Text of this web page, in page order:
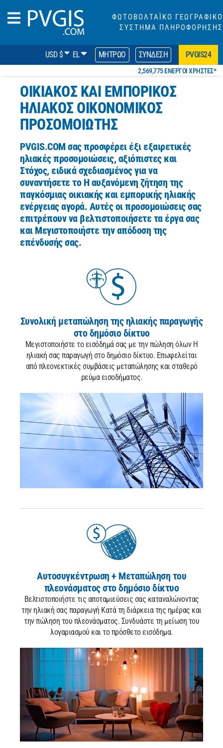
ΦΩΤΟΒΟΛΤΑΪΚΟ ΓΕΩΓΡΑΦΙΚΟ
ΣΥΣΤΗΜΑ ΠΛΗΡΟΦΟΡΗΣΗΣ
USD $ EL ΜΗΤΡΏΟ ΣΎΝΔΕΣΗ PVGIS24
2,569,775 ΕΝΕΡΓΟΊ ΧΡΉΣΤΕΣ*
ΟΙΚΙΑΚΌΣ ΚΑΙ ΕΜΠΟΡΙΚΌΣ
ΗΛΙΑΚΌΣ ΟΙΚΟΝΟΜΙΚΌΣ
ΠΡΟΣΟΜΟΙΩΤΉΣ
PVGIS.COMσας προσφέρει έξι εξαιρετικές
ηλιακές προσομοιώσεις, αξιόπιστες και
Στόχος, ειδικά σχεδιασμένοςγια να
συναντήσετε το Η αυξανόμενη ζήτηση της
παγκόσμιας οικιακής και εμπορικής ηλιακής
ενέργειας αγορά. Αυτές οι προσομοιώσεις σας
επιτρέπουν να βελτιστοποιήσετε τα έργα σας
και Μεγιστοποιήστε την απόδοση της
επένδυσής σας.
Συνολική μεταπώληση της ηλιακής παραγωγής
στο δημόσιο δίκτυο
Μεγιστοποιήστε το εισόδημά σας με την πώληση όλωνΗ
ηλιακή σας παραγωγή στο δημόσιο δίκτυο. Επωφελείται
απόπλεονεκτικές συμβάσεις μεταπώλησης και σταθερό
ρεύμα εισοδήματος.
Αυτοσυγκέντρωση + Μεταπώληση του
πλεονάσματος στο δημόσιο δίκτυο
Βελτιστοποιήστε τις αποταμιεύσεις σας καταναλώνοντας
την ηλιακή σας παραγωγή Κατά τη διάρκεια της ημέρας και
την πώληση του πλεονάσματος. Συνδυάστε τη μείωση του
λογαριασμού και το πρόσθετο εισόδημα.